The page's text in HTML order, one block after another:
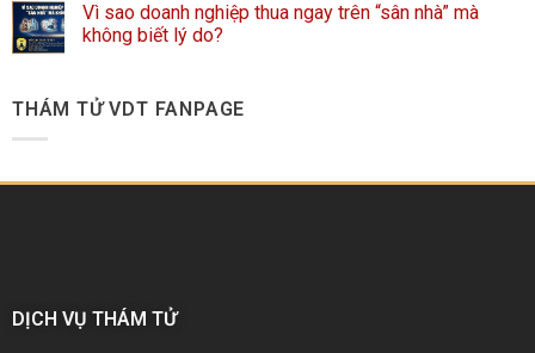
Vì sao doanh nghiệp thua ngay trên “sân nhà” mà
không biết lý do?
THÁM TỬ VDT FANPAGE
DỊCH VỤ THÁM TỬ